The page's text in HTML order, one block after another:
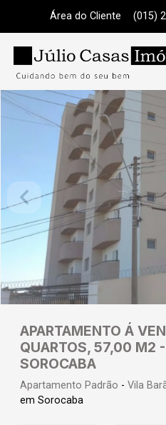
Área do Cliente (015)
APARTAMENTO Á
QUARTOS, 57,00 M2
SOROCABA
Apartamento Padrão - Vila
em Sorocaba